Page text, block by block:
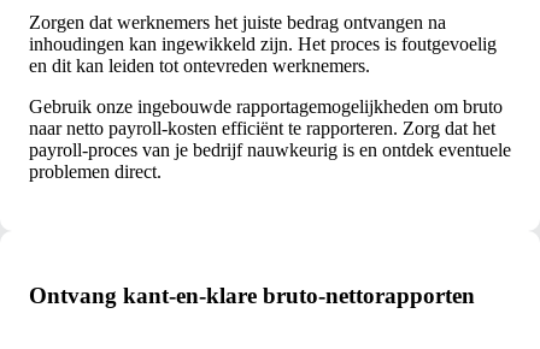
Zorgen dat werknemers het juiste bedrag ontvangen na
inhoudingen kan ingewikkeld zijn. Het proces is foutgevoelig
en dit kan leiden tot ontevreden werknemers.
Gebruik onze ingebouwde rapportagemogelijkheden om bruto
naar netto payroll-kosten efficiënt te rapporteren. Zorg dat het
payroll-proces van je bedrijf nauwkeurig is en ontdek eventuele
problemen direct.
Ontvang kant-en-klare bruto-nettorapporten